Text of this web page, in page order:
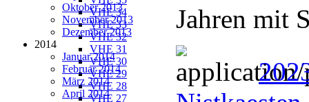
VHE 34
VHE 33
VHE 32
VHE 31
VHE 30
VHE 29
VHE 28
VHE 27
Oktober 2013
November 2013
Dezember 2013
2014
Januar 2014
Februar 2014
März 2014
April 2014
Jahren mit